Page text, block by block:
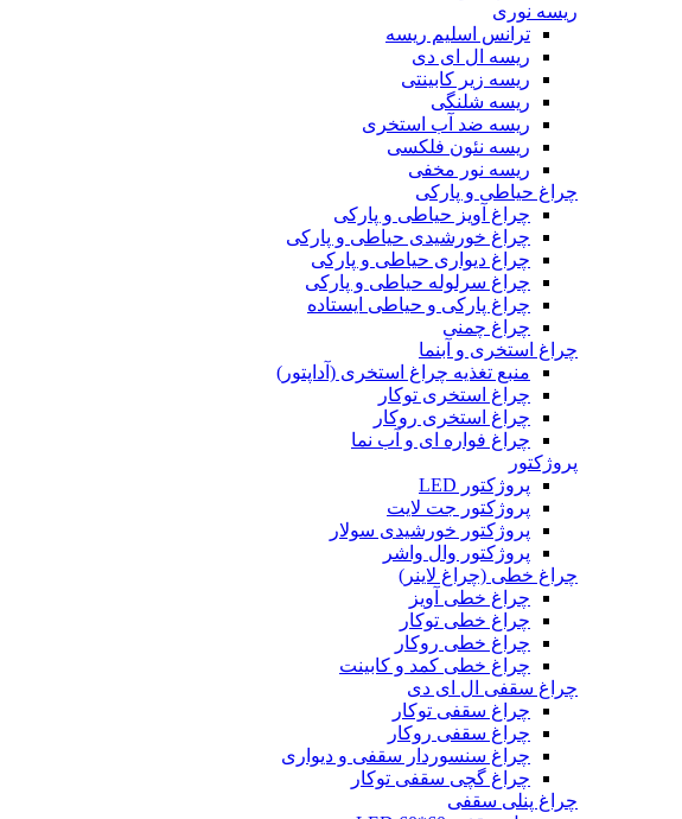
ریسه نوری
ترانس اسلیم ریسه
ریسه ال ای دی
ریسه زیر کابینتی
ریسه شلنگی
ریسه ضد آب استخری
ریسه نئون فلکسی
ریسه نور مخفی
چراغ حیاطی و پارکی
چراغ آویز حیاطی و پارکی
چراغ خورشیدی حیاطی و پارکی
چراغ دیواری حیاطی و پارکی
چراغ سرلوله حیاطی و پارکی
چراغ پارکی و حیاطی ایستاده
چراغ چمنی
چراغ استخری و آبنما
منبع تغذیه چراغ استخری (آداپتور)
چراغ استخری توکار
چراغ استخری روکار
چراغ فواره ای و آب نما
پروژکتور
پروژکتور LED
پروژکتور جت لایت
پروژکتور خورشیدی سولار
پروژکتور وال واشر
چراغ خطی (چراغ لاینر)
چراغ خطی آویز
چراغ خطی توکار
چراغ خطی روکار
چراغ خطی کمد و کابینت
چراغ سقفی ال ای دی
چراغ سقفی توکار
چراغ سقفی روکار
چراغ سنسوردار سقفی و دیواری
چراغ گچی سقفی توکار
چراغ پنلی سقفی